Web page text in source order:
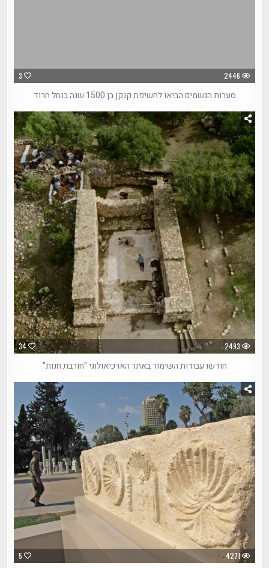
3 2446
סערות הגשמים הביאו לחשיפת קנקן בן 1500 שנה בנחל חרוד
34 2493
חודשו עבודות השימור באתר הארכיאולוגי "חורבת חנות"
5 4271